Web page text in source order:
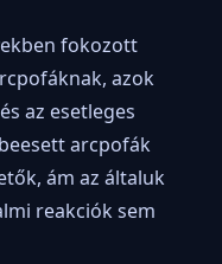
fokozott
azok
az esetleges
arcpofák
ám az általuk
reakciók sem